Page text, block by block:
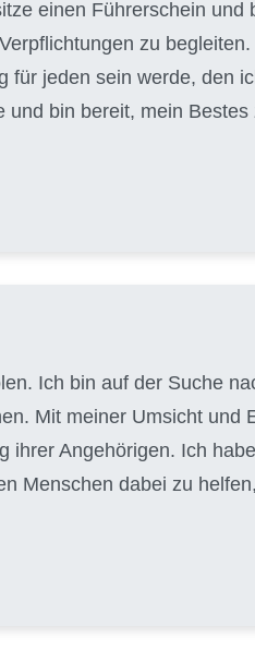
einen Führerschein und
zu
für jeden sein werde, den
bin bereit, mein
Ich bin auf der Suche
Mit meiner Umsicht und
ihrer Angehörigen. Ich
Menschen dabei zu